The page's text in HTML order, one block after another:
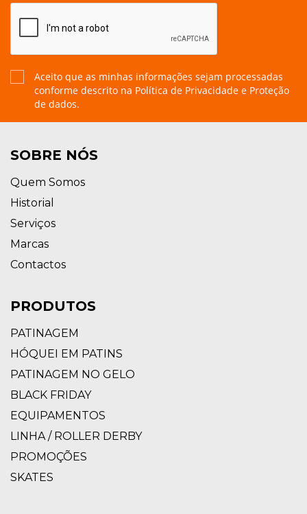
Aceito que as minhas informações sejam processadas
conforme descrito na Política de Privacidade e Proteção
de dados.
SOBRE NÓS
Quem Somos
Historial
Serviços
Marcas
Contactos
PRODUTOS
PATINAGEM
HÓQUEI EM PATINS
PATINAGEM NO GELO
BLACK FRIDAY
EQUIPAMENTOS
LINHA / ROLLER DERBY
PROMOÇÕES
SKATES